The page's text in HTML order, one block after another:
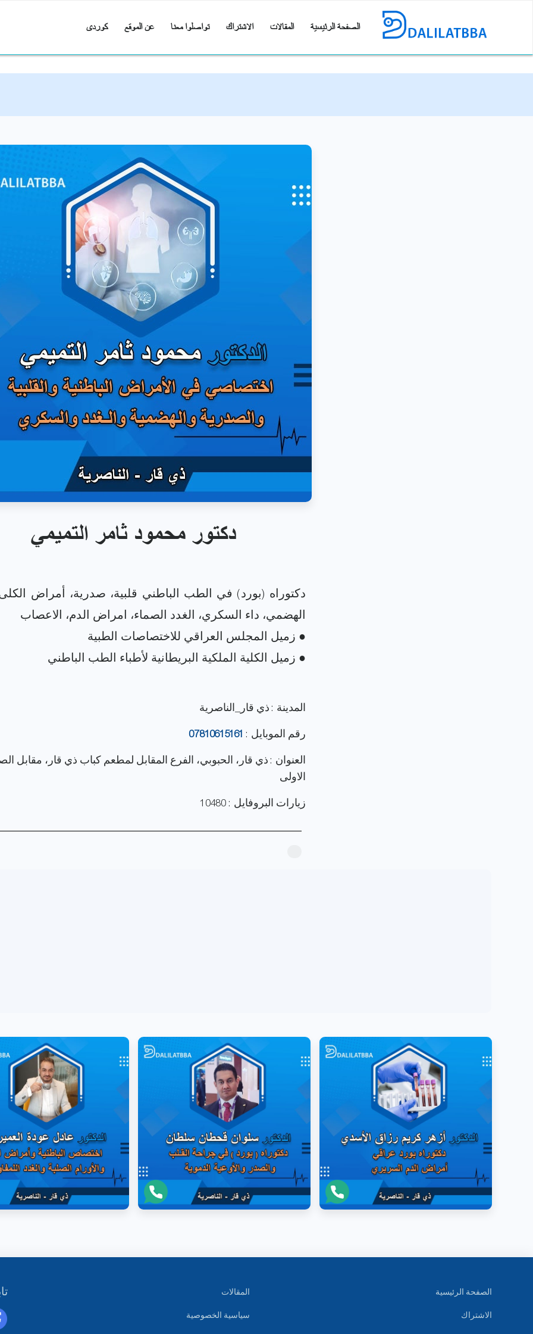
الصفحة الرئيسية المقالات الاشتراك تواصلوا معنا عن الموقع کوردی
دكتور محمود ثامر التميمي
دكتوراه (بورد) في الطب الباطني قلبية، صدرية، أمراض
المدينة : ذي قار_الناصرية
رقم الموبايل : 07810615161
العنوان : ذي قار، الحبوبي، الفرع المقابل لمطعم كباب ذي قار، مقابل
الاولى
زيارات البروفايل : 10480
الصفحة الرئيسية
الاشتراك
المقالات
سياسية الخصوصية